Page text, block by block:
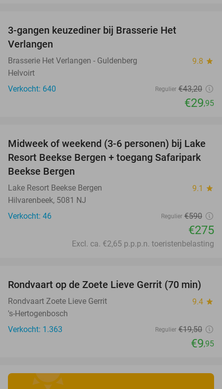
3-gangen keuzediner bij Brasserie Het
Verlangen
Brasserie Het Verlangen - Guldenberg 9.8 star
Helvoirt
Verkocht: 640
Regulier €43,20
€29,95
53%
Midweek of weekend (3-6 personen) bij Lake
Resort Beekse Bergen + toegang Safaripark
Beekse Bergen
Lake Resort Beekse Bergen 9.1 star
Hilvarenbeek, 5081 NJ
Verkocht: 46
Regulier €590
€275
Excl. ca. €2,65 p.p.p.n. toeristenbelasting
49%
Rondvaart op de Zoete Lieve Gerrit (70 min)
Rondvaart Zoete Lieve Gerrit 9.4 star
's-Hertogenbosch
Verkocht: 1.363
Regulier €19,50
€9,95